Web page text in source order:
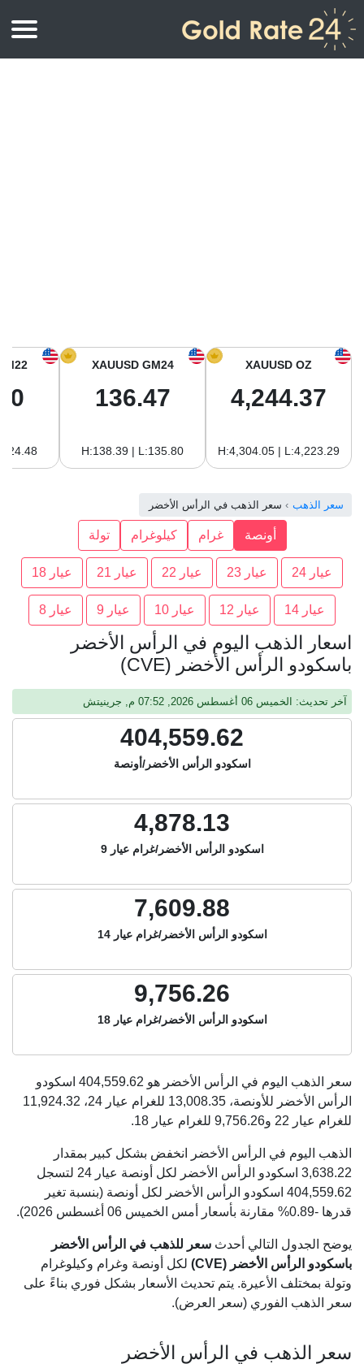
أسعار الذهب في أمريكا الجنوبية
XAUUSD OZ
4,244.37
H:4,304.05 | L:4,223.29
XAUUSD GM24
136.47
H:138.39 | L:135.80
سعر الذهب سعر الذهب في الرأس الأخضر
أونصة غرام كيلوغرام تولة
عيار 24 عيار 23 عيار 22 عيار 21 عيار 18
عيار 14 عيار 12 عيار 10 عيار 9 عيار 8
اسعار الذهب اليوم في الرأس الأخضر
باسكودو الرأس الأخضر (CVE)
آخر تحديث: الخميس 06 أغسطس 2026, 07:52 م, جرينيتش
404,559.62
اسكودو الرأس الأخضر/أونصة
4,878.13
اسكودو الرأس الأخضر/غرام عيار 9
7,609.88
اسكودو الرأس الأخضر/غرام عيار 14
9,756.26
اسكودو الرأس الأخضر/غرام عيار 18
سعر الذهب اليوم في الرأس الأخضر هو 404,559.62 اسكودو
الرأس الأخضر للأونصة، 13,008.35 للغرام عيار 24،
11,924.32
للغرام عيار 22 و
9,756.26 للغرام عيار 18.
الذهب اليوم في الرأس الأخضر انخفض بشكل كبير بمقدار
3,638.22 اسكودو الرأس الأخضر لكل أونصة عيار 24 لتسجل
404,559.62 اسكودو الرأس الأخضر لكل أونصة (بنسبة تغير
قدرها -0.89% مقارنة بأسعار أمس الخميس 06 أغسطس 2026).
يوضح الجدول التالي أحدث سعر للذهب في الرأس الأخضر
باسكودو الرأس الأخضر (CVE)
لكل أونصة وغرام وكيلوغرام
وتولة بمختلف الأعيرة. يتم تحديث الأسعار بشكل فوري بناءً على
سعر الذهب الفوري (سعر العرض).
سعر الذهب في الرأس الأخضر